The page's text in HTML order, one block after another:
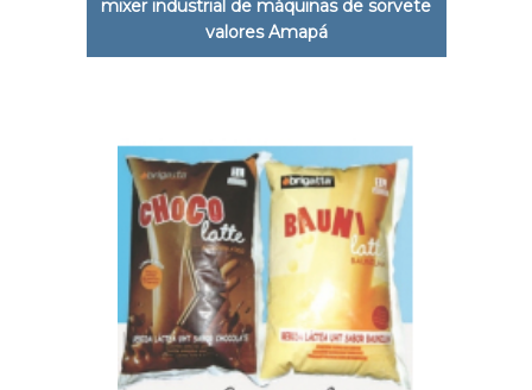
mixer industrial de máquinas de sorvete
valores Amapá